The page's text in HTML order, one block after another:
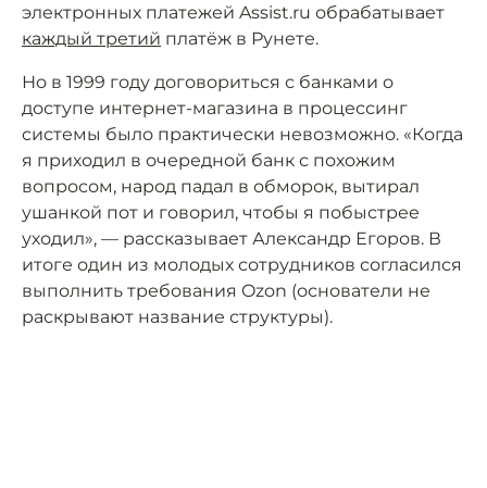
электронных платежей Assist.ru обрабатывает
каждый третий платёж в Рунете.
Но в 1999 году договориться с банками о
доступе интернет-магазина в процессинг
системы было практически невозможно. «Когда
я приходил в очередной банк с похожим
вопросом, народ падал в обморок, вытирал
ушанкой пот и говорил, чтобы я побыстрее
уходил», — рассказывает Александр Егоров. В
итоге один из молодых сотрудников согласился
выполнить требования Ozon (основатели не
раскрывают название структуры).